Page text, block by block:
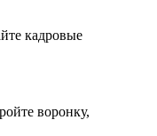
кадровые
воронку,